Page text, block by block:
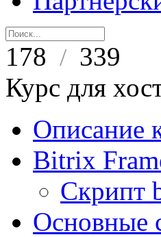
178 / 339
Курс для
Описание
Bitrix
Скрипт
Основные